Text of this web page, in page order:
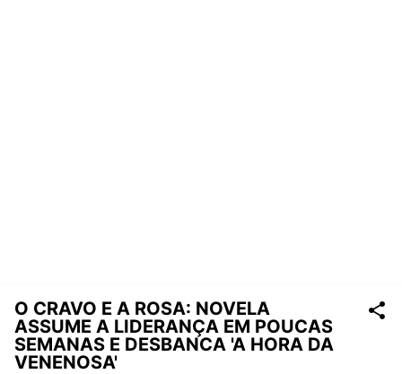
O CRAVO E A ROSA: NOVELA
ASSUME A LIDERANÇA EM POUCAS
SEMANAS E DESBANCA 'A HORA DA
VENENOSA'